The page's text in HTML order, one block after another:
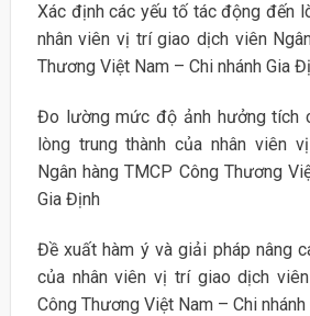
Xác định các yếu tố tác động đến
nhân viên vị trí giao dịch viên
Thương Việt Nam – Chi nhánh Gia
Đo lường mức độ ảnh hưởng tích
lòng trung thành của nhân viên
Ngân hàng TMCP Công Thương
Gia Định
Đề xuất hàm ý và giải pháp nâng
của nhân viên vị trí giao dịch
Công Thương Việt Nam – Chi